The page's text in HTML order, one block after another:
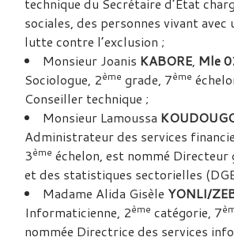
sociales, des personnes vivant avec
lutte contre l’exclusion ;
Monsieur Joanis KABORE, Mle
Sociologue, 2ème grade, 7ème
Conseiller technique ;
Monsieur Lamoussa
Administrateur des services
3ème échelon, est nommé Directeur
et des statistiques sectorielles
Madame Alida Gisèle YONLI/
Informaticienne, 2ème catégorie, 7
nommée Directrice des services